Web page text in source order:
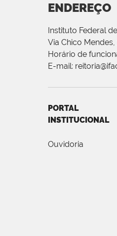
ENDEREÇO
Instituto Federal
Via Chico
Horário de
E-mail:
PORTAL
INSTITUCIONAL
Ouvidoria